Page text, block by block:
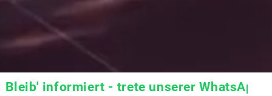
Bleib' informiert - trete unserer WhatsApp